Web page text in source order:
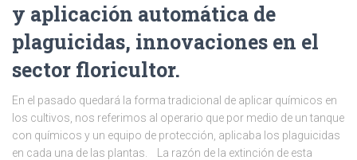
y aplicación automática de
plaguicidas, innovaciones en el
sector floricultor.
En el pasado quedará la forma tradicional de aplicar químicos en
los cultivos, nos referimos al operario que por medio de un tanque
con químicos y un equipo de protección, aplicaba los plaguicidas
en cada una de las plantas. La razón de la extinción de esta